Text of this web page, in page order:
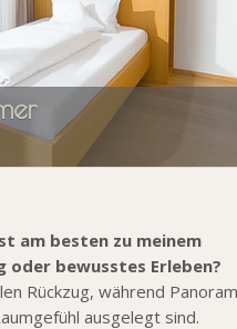
am besten zu meinem
oder bewusstes Erleben?
Rückzug, während
ausgelegt sind.